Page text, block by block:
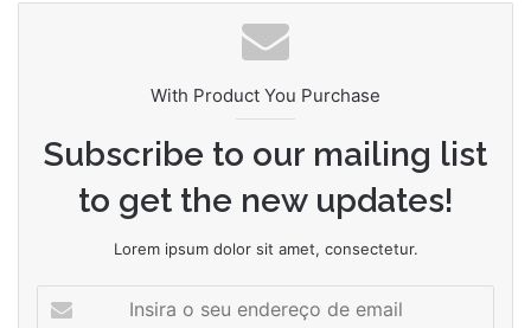
With Product You Purchase
Subscribe to our mailing list
to get the new updates!
Lorem ipsum dolor sit amet, consectetur.